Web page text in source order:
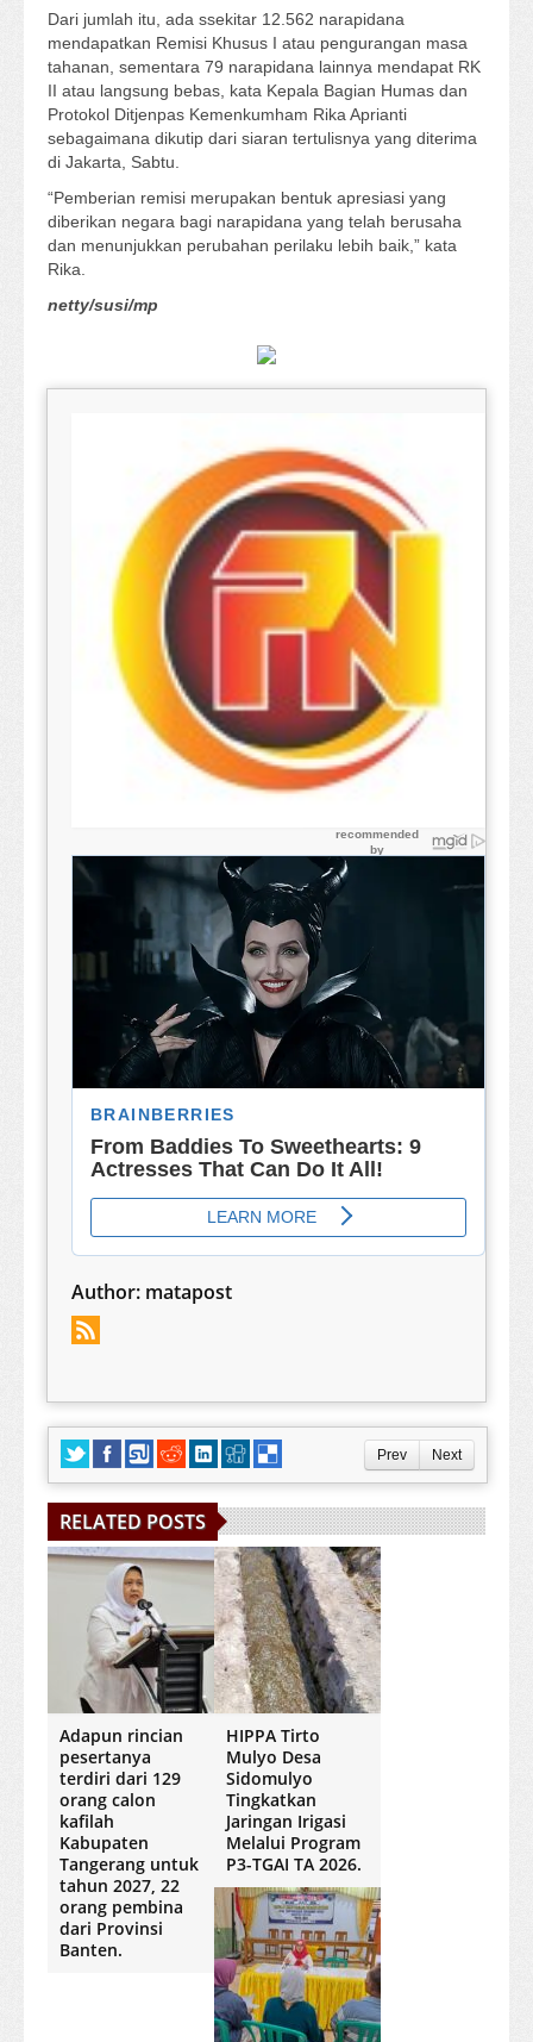
Dari jumlah itu, ada ssekitar 12.562 narapidana
mendapatkan Remisi Khusus I atau pengurangan masa
tahanan, sementara 79 narapidana lainnya mendapat RK
II atau langsung bebas, kata Kepala Bagian Humas dan
Protokol Ditjenpas Kemenkumham Rika Aprianti
sebagaimana dikutip dari siaran tertulisnya yang diterima
di Jakarta, Sabtu.
“Pemberian remisi merupakan bentuk apresiasi yang
diberikan negara bagi narapidana yang telah berusaha
dan menunjukkan perubahan perilaku lebih baik,” kata
Rika.
netty/susi/mp
Author: matapost
Prev Next
RELATED POSTS
Adapun rincian
pesertanya
terdiri dari 129
orang calon
kafilah
Kabupaten
Tangerang untuk
tahun 2027, 22
orang pembina
dari Provinsi
Banten.
HIPPA Tirto
Mulyo Desa
Sidomulyo
Tingkatkan
Jaringan Irigasi
Melalui Program
P3-TGAI TA 2026.